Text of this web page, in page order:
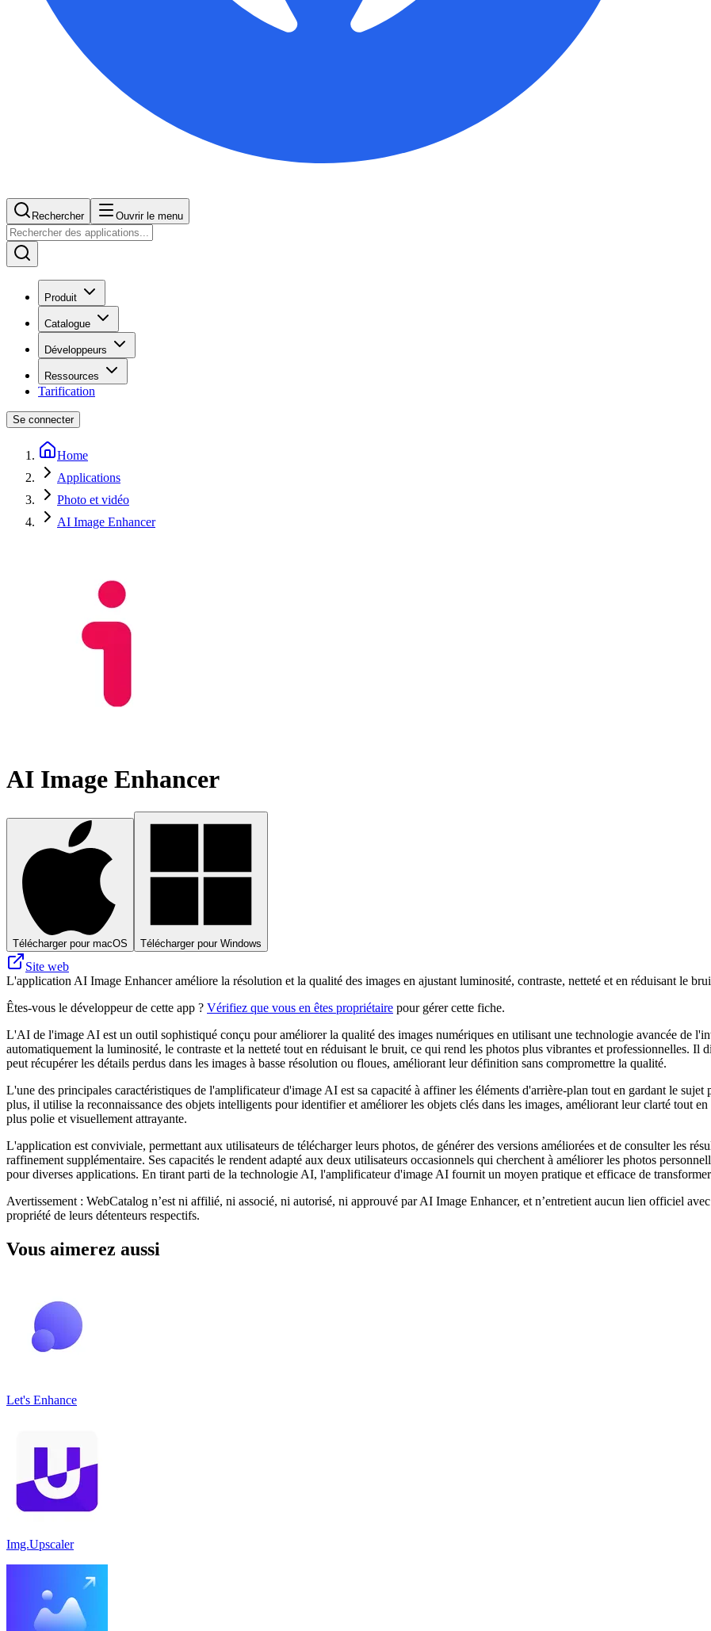
Rechercher Ouvrir le menu
Produit
Catalogue
Développeurs
Ressources
Tarification
Se connecter
Home
Applications
Photo et vidéo
AI Image Enhancer
AI Image Enhancer
Télécharger pour macOS Télécharger pour Windows
Site web
L'application AI Image Enhancer améliore la résolution et la qualité des images en ajustant luminosité, contraste, netteté et en réduisant le
Êtes-vous le développeur de cette app ? Vérifiez que vous en êtes propriétaire pour gérer cette fiche.
L'AI de l'image AI est un outil sophistiqué conçu pour améliorer la qualité des images numériques en utilisant une technologie avancée de
automatiquement la luminosité, le contraste et la netteté tout en réduisant le bruit, ce qui rend les photos plus vibrantes et professionnelles. Il
peut récupérer les détails perdus dans les images à basse résolution ou floues, améliorant leur définition sans compromettre la qualité.
L'une des principales caractéristiques de l'amplificateur d'image AI est sa capacité à affiner les éléments d'arrière-plan tout en gardant le
plus, il utilise la reconnaissance des objets intelligents pour identifier et améliorer les objets clés dans les images, améliorant leur clarté tout
plus polie et visuellement attrayante.
L'application est conviviale, permettant aux utilisateurs de télécharger leurs photos, de générer des versions améliorées et de consulter les
raffinement supplémentaire. Ses capacités le rendent adapté aux deux utilisateurs occasionnels qui cherchent à améliorer les photos
pour diverses applications. En tirant parti de la technologie AI, l'amplificateur d'image AI fournit un moyen pratique et efficace de
Avertissement : WebCatalog n’est ni affilié, ni associé, ni autorisé, ni approuvé par AI Image Enhancer, et n’entretient aucun lien officiel
propriété de leurs détenteurs respectifs.
Vous aimerez aussi
Let's Enhance
Img.Upscaler